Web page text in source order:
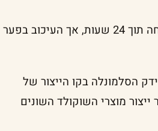
שטראוס פעלה לכאורה בחלון הזמן שמכתיבים הנהלים ודיווחה תוך 24 שעות, אך העיכוב בפער
הסלמונלה בקו הייצור של
מוצרי השוקולד השונים